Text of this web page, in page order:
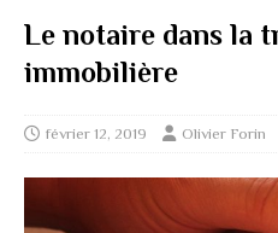
Le notaire dans la
immobilière
février 12, 2019 Olivier Forin